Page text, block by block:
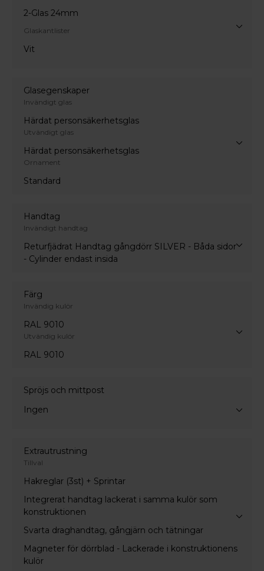
2-Glas 24mm
Glaskantlister
Vit
Glasegenskaper
Invändigt glas
Härdat personsäkerhetsglas
Utvändigt glas
Härdat personsäkerhetsglas
Ornament
Standard
Handtag
Invändigt handtag
Returfjädrat Handtag gångdörr SILVER - Båda sidor
- Cylinder endast insida
Färg
Invändig kulör
RAL 9010
Utvändig kulör
RAL 9010
Spröjs och mittpost
Ingen
Extrautrustning
Tillval
Hakreglar (3st) + Sprintar
Integrerat handtag lackerat i samma kulör som
konstruktionen
Svarta draghandtag, gångjärn och tätningar
Magneter för dörrblad - Lackerade i konstruktionens
kulör